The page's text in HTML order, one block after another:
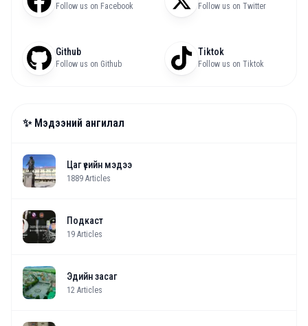
Follow us on Facebook Follow us on Twitter
Github
Follow us on Github
Tiktok
Follow us on Tiktok
✨ Мэдээний ангилал
Цаг үеийн мэдээ
1889 Articles
Подкаст
19 Articles
Эдийн засаг
12 Articles